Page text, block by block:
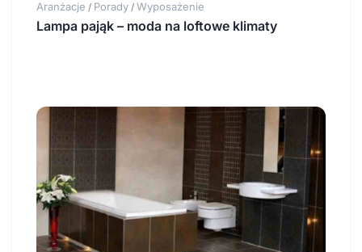
Aranżacje / Porady / Wyposażenie
Lampa pająk – moda na loftowe klimaty